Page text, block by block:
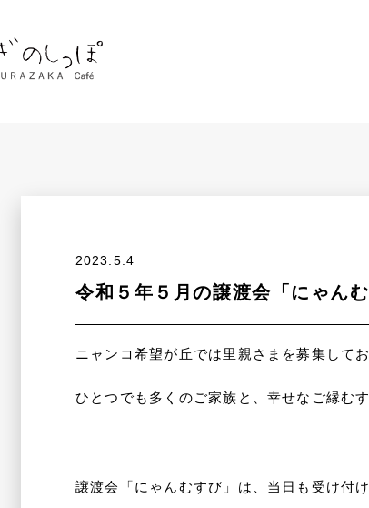
2023.5.4
令和５年５月の譲渡会「にゃん
ニャンコ希望が丘では里親さまを募集してお
ひとつでも多くのご家族と、幸せなご縁む
譲渡会「にゃんむすび」は、当日も受け付